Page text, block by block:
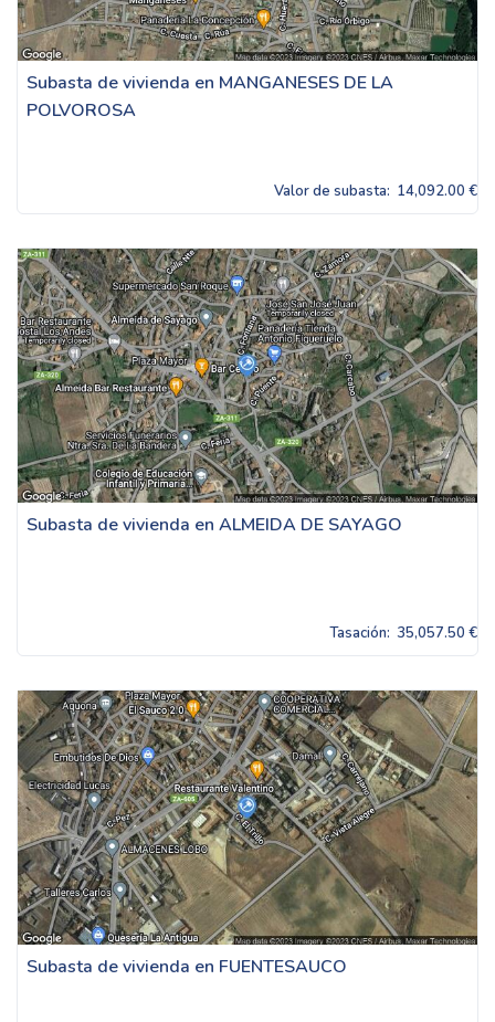
Subasta de vivienda en MANGANESES DE LA
POLVOROSA
Valor de subasta: 14,092.00 €
Subasta de vivienda en ALMEIDA DE SAYAGO
Tasación: 35,057.50 €
Subasta de vivienda en FUENTESAUCO